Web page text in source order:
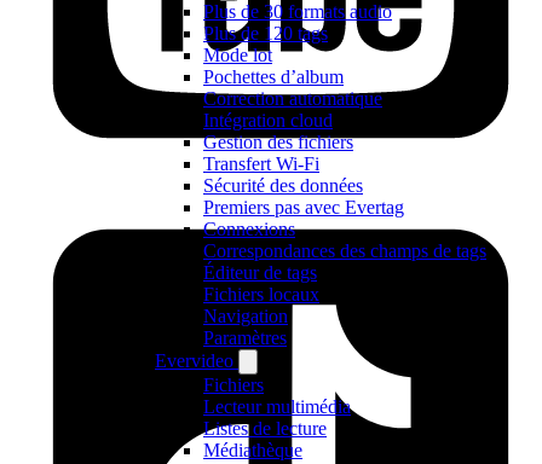
Plus de 30 formats audio
Plus de 120 tags
Mode lot
Pochettes d’album
Correction automatique
Intégration cloud
Gestion des fichiers
Transfert Wi-Fi
Sécurité des données
Premiers pas avec Evertag
Connexions
Correspondances des champs de tags
Éditeur de tags
Fichiers locaux
Navigation
Paramètres
Evervideo
Fichiers
Lecteur multimédia
Listes de lecture
Médiathèque